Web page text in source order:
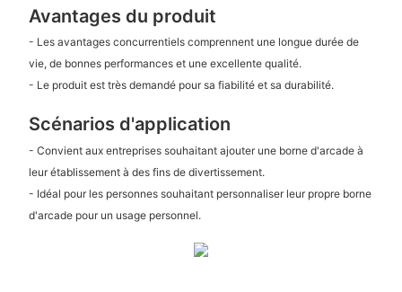
Avantages du produit
- Les avantages concurrentiels comprennent une longue durée de
vie, de bonnes performances et une excellente qualité.
- Le produit est très demandé pour sa fiabilité et sa durabilité.
Scénarios d'application
- Convient aux entreprises souhaitant ajouter une borne d'arcade à
leur établissement à des fins de divertissement.
- Idéal pour les personnes souhaitant personnaliser leur propre borne
d'arcade pour un usage personnel.